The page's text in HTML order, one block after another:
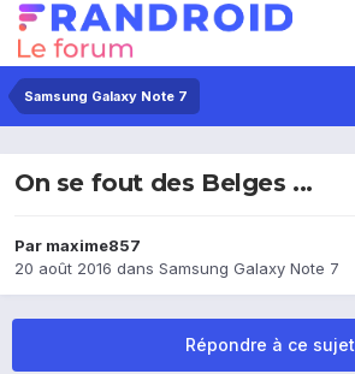
Samsung Galaxy Note 7
On se fout des Belges ...
Par maxime857
20 août 2016 dans Samsung Galaxy Note 7
Répondre à ce sujet